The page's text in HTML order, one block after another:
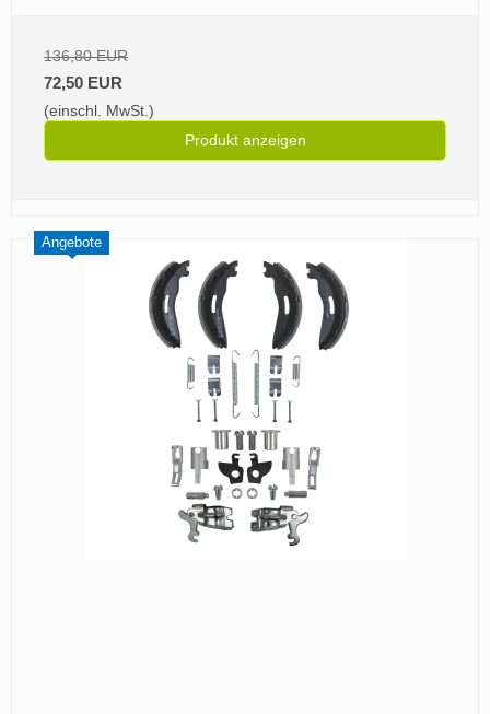
136,80 EUR
72,50 EUR
(einschl. MwSt.)
Produkt anzeigen
Angebote